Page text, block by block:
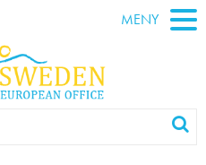
MENY